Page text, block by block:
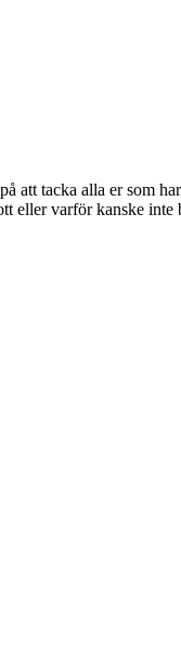
att tacka alla er som
eller varför kanske